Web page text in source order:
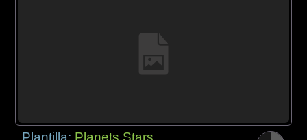
Plantilla: Planets Stars